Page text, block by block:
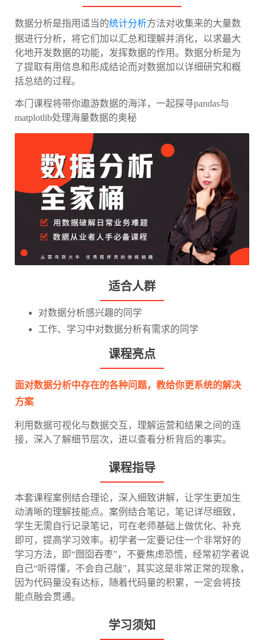
数据分析是指用适当的统计分析方法对收集来的大量数
据进行分析，将它们加以汇总和理解并消化，以求最大
化地开发数据的功能，发挥数据的作用。数据分析是为
了提取有用信息和形成结论而对数据加以详细研究和概
括总结的过程。
本门课程将带你遨游数据的海洋，一起探寻pandas与
matplotlib处理海量数据的奥秘
适合人群
对数据分析感兴趣的同学
工作、学习中对数据分析有需求的同学
课程亮点
面对数据分析中存在的各种问题，教给你更系统的解决
方案
利用数据可视化与数据交互，理解运营和结果之间的连
接，深入了解细节层次，进以查看分析背后的事实。
课程指导
本套课程案例结合理论，深入细致讲解，让学生更加生
动清晰的理解技能点。案例结合笔记，笔记详尽细致，
学生无需自行记录笔记，可在老师基础上做优化、补充
即可，提高学习效率。初学者一定要记住一个非常好的
学习方法，即“囫囵吞枣”，不要焦虑恐慌，经常初学者说
自己“听得懂，不会自己敲”，其实这是非常正常的现象，
因为代码量没有达标，随着代码量的积累，一定会将技
能点融会贯通。
学习须知